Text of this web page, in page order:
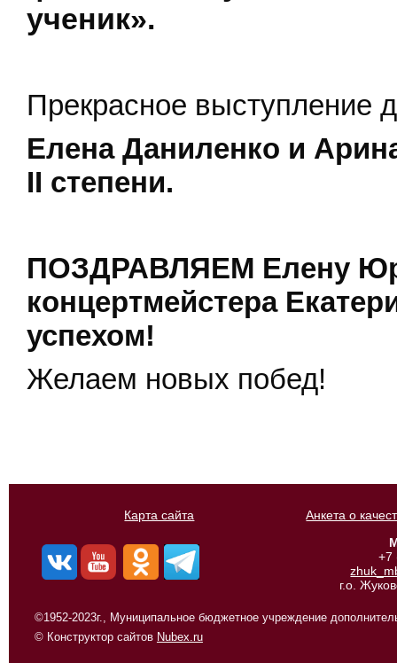
ученик».
Прекрасное выступление
Елена Даниленко и
II степени.
ПОЗДРАВЛЯЕМ Елену
концертмейстера
успехом!
Желаем новых побед!
Карта сайта
Анкета о
+7
г.о.
©1952-2023г., Муниципальное бюджетное учреждение
© Конструктор сайтов Nubex.ru